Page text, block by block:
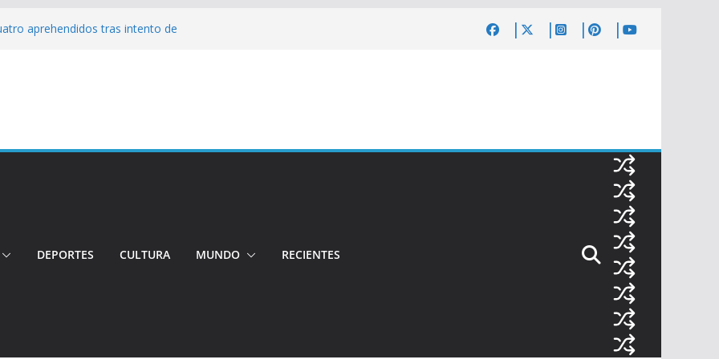
aprehendidos tras intento de
Quito reúne a líderes y
sin vida a dos jóvenes quiteños
DEPORTES CULTURA MUNDO RECIENTES